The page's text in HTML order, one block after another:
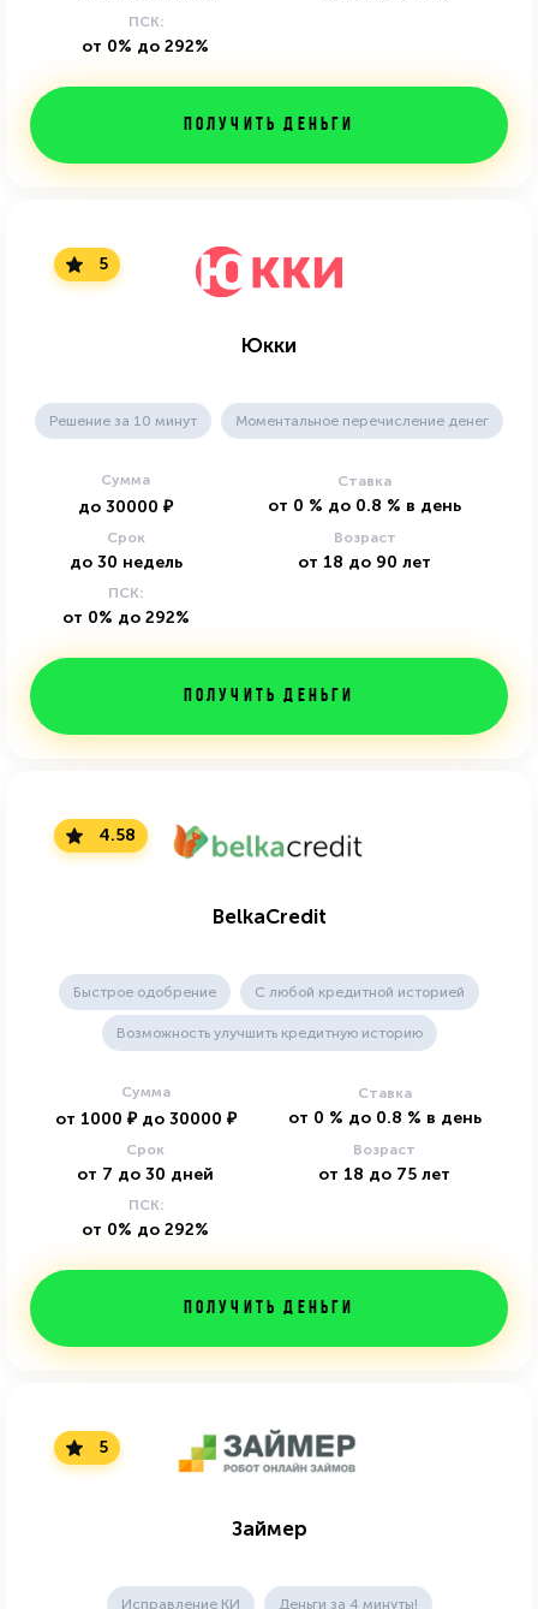
ПСК:
от 0% до 292%
Получить деньги
5
Юкки
Решение за 10 минут Моментальное перечисление денег
Сумма
до 30000 ₽
Ставка
от 0 % до 0.8 % в день
Срок
до 30 недель
Возраст
от 18 до 90 лет
ПСК:
от 0% до 292%
Получить деньги
4.58
BelkaCredit
Быстрое одобрение С любой кредитной историей
Возможность улучшить кредитную историю
Сумма
от 1000 ₽ до 30000 ₽
Ставка
от 0 % до 0.8 % в день
Срок
от 7 до 30 дней
Возраст
от 18 до 75 лет
ПСК:
от 0% до 292%
Получить деньги
5
Займер
Исправление КИ Деньги за 4 минуты!